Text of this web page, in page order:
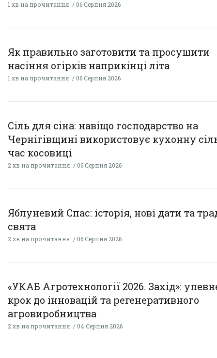
1 хв на прочитання 06 Серпня 2026
Як правильно заготовити та просушити
насіння огірків наприкінці літа
1 хв на прочитання 06 Серпня 2026
Сіль для сіна: навіщо господарство на
Чернігівщині використовує кухонну
час косовиці
2 хв на прочитання 06 Серпня 2026
Яблуневий Спас: історія, нові дати та
свята
2 хв на прочитання 06 Серпня 2026
«УКАБ Агротехнології 2026. Захід»:
крок до інновацій та регенеративного
агровиробництва
2 хв на прочитання 04 Серпня 2026